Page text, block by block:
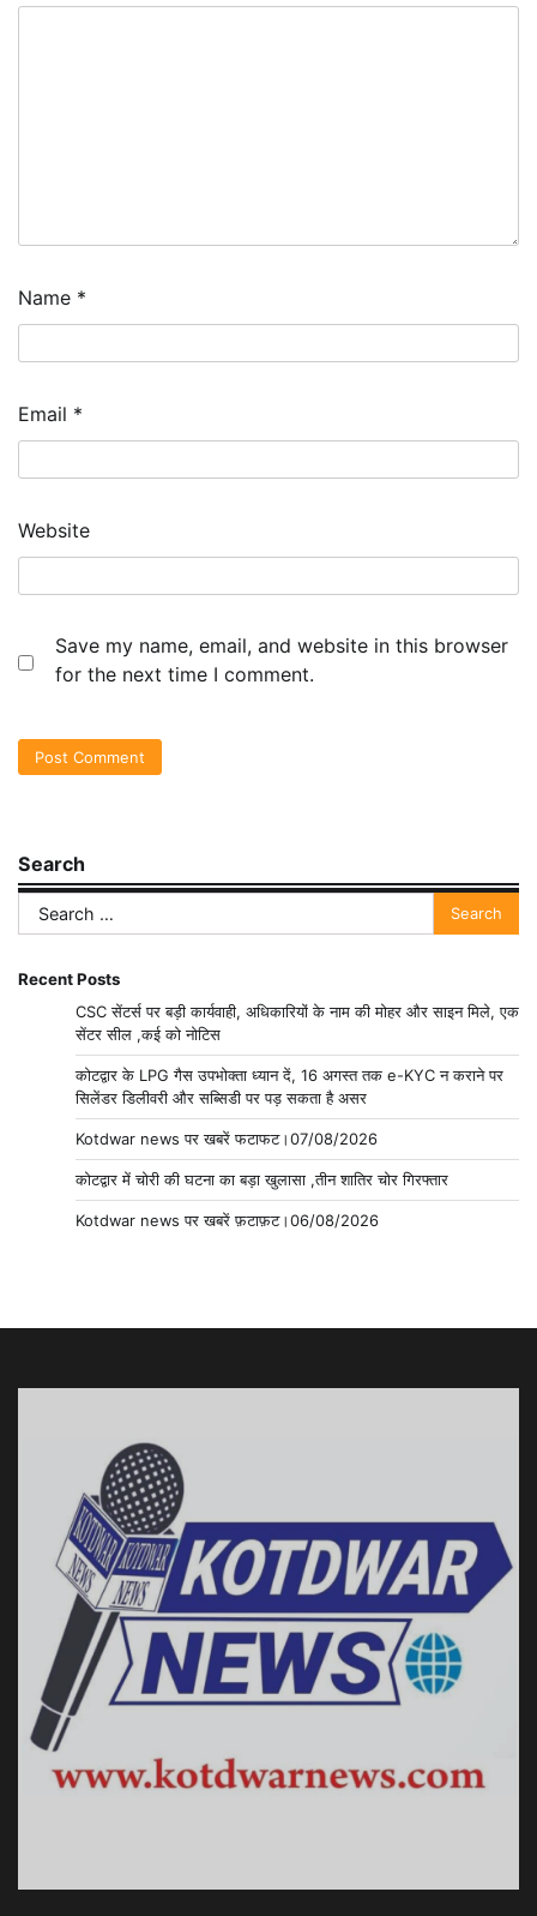
Name *
Email *
Website
Save my name, email, and website in this browser
for the next time I comment.
Search
Search
for:
Recent Posts
CSC सेंटर्स पर बड़ी कार्यवाही, अधिकारियों के नाम की मोहर और साइन मिले, एक
सेंटर सील ,कई को नोटिस
कोटद्वार के LPG गैस उपभोक्ता ध्यान दें, 16 अगस्त तक e-KYC न कराने पर
सिलेंडर डिलीवरी और सब्सिडी पर पड़ सकता है असर
Kotdwar news पर खबरें फटाफट।07/08/2026
कोटद्वार में चोरी की घटना का बड़ा खुलासा ,तीन शातिर चोर गिरफ्तार
Kotdwar news पर खबरें फ़टाफ़ट।06/08/2026